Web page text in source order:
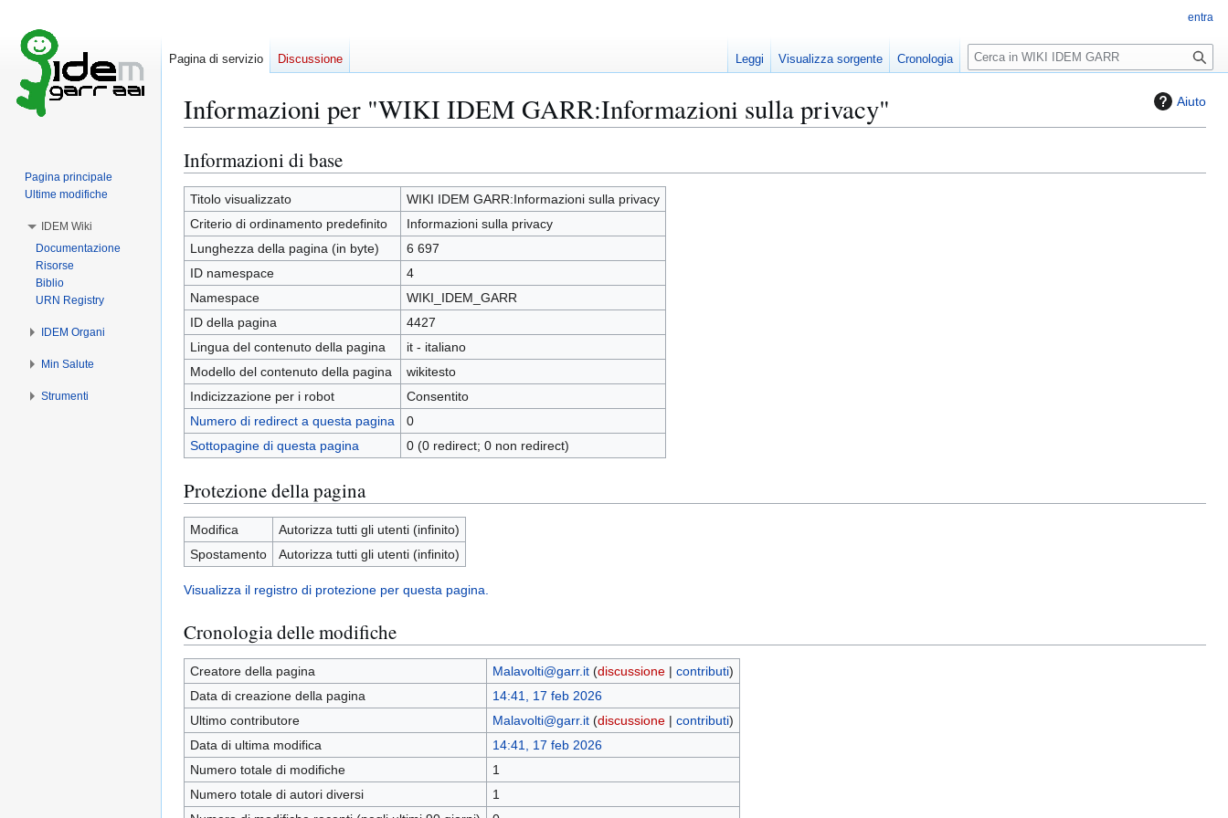
Aiuto
Informazioni per "WIKI IDEM GARR:Informazioni sulla privacy"
Vai
alla
navigazione
Vai
alla
ricerca
Informazioni di base
Titolo visualizzato
WIKI IDEM GARR:Informazioni sulla privacy
Criterio di ordinamento predefinito
Informazioni sulla privacy
Lunghezza della pagina (in byte)
6 697
ID namespace
4
Namespace
WIKI_IDEM_GARR
ID della pagina
4427
Lingua del contenuto della pagina
it - italiano
Modello del contenuto della pagina
wikitesto
Indicizzazione per i robot
Consentito
Numero di redirect a questa pagina
0
Sottopagine di questa pagina
0 (0 redirect; 0 non redirect)
Protezione della pagina
Modifica
Autorizza tutti gli utenti (infinito)
Spostamento
Autorizza tutti gli utenti (infinito)
Visualizza il registro di protezione per questa pagina.
Cronologia delle modifiche
Creatore della pagina Malavolti@garr.it (discussione| contributi)
Data di creazione della pagina
14:41, 17 feb 2026
Ultimo contributore
Malavolti@garr.it (discussione| contributi)
Data di ultima modifica
14:41, 17 feb 2026
Numero totale di modifiche
1
Numero totale di autori diversi
1
entra
Pagina di servizio Discussione Leggi Visualizza sorgente Cronologia
R
i
r
a
Pagina principale
Ultime modifiche
IDEM Wiki
Documentazione
Risorse
Biblio
URN Registry
IDEM Organi
Min Salute
Strumenti